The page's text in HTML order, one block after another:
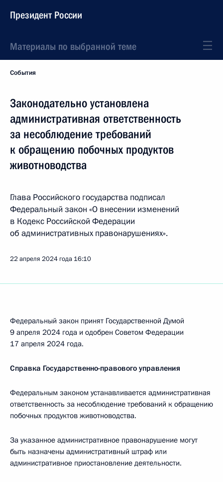
Президент России
Материалы по выбранной теме
События
Законодательно установлена
административная ответственность
за несоблюдение требований
к обращению побочных продуктов
животноводства
Глава Российского государства подписал
Федеральный закон «О внесении изменений
в Кодекс Российской Федерации
об административных правонарушениях».
22 апреля 2024 года 16:10
Федеральный закон принят Государственной Думой
9 апреля 2024 года и одобрен Советом Федерации
17 апреля 2024 года.
Справка Государственно-правового управления
Федеральным законом устанавливается административная
ответственность за несоблюдение требований к обращению
побочных продуктов животноводства.
За указанное административное правонарушение могут
быть назначены административный штраф или
административное приостановление деятельности.